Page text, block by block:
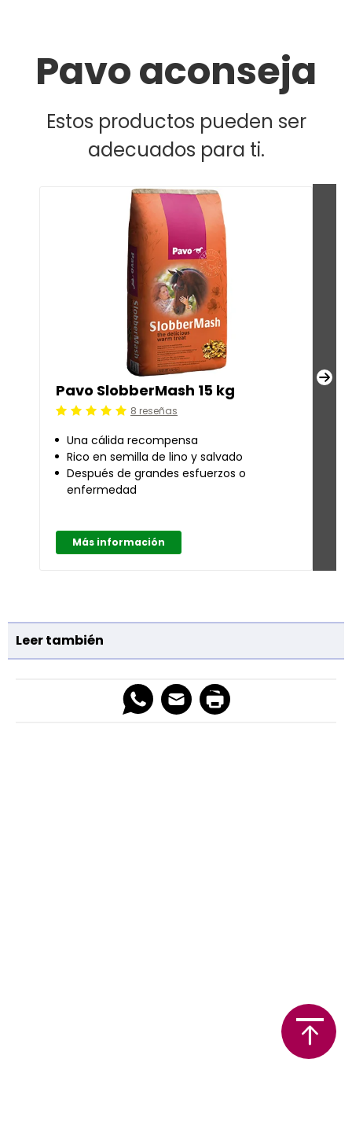
Pavo aconseja
Estos productos pueden ser
adecuados para ti.
Pavo SlobberMash 15 kg
Calificación: 5 /58 reseñas
Una cálida recompensa
Rico en semilla de lino y salvado
Después de grandes esfuerzos o
enfermedad
Más información
Leer también